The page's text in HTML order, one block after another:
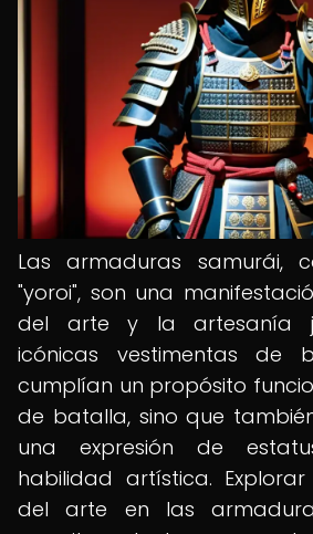
Las armaduras samurái,
"yoroi", son una
del arte y la artesanía
icónicas vestimentas de
cumplían un propósito
de batalla, sino que
una expresión de
habilidad artística.
del arte en las